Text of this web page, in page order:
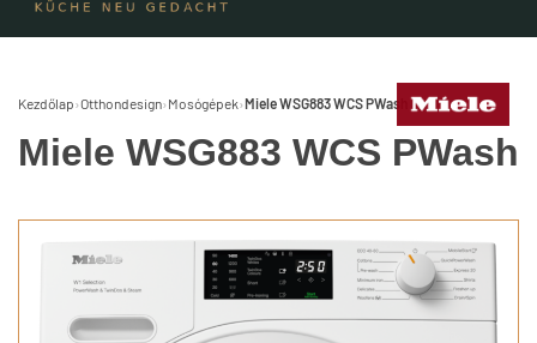
Kezdőlap›Otthondesign› Mosógépek›Miele WSG883 WCS PWash
Miele WSG883 WCS PWash